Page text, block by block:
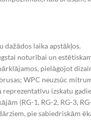
dažādos laika apstākļos.
noturībai un
pielāgojot
WPC neuzsūc
izskatu
(RG-1, RG-2, RG-3,
pie sabiedriskām